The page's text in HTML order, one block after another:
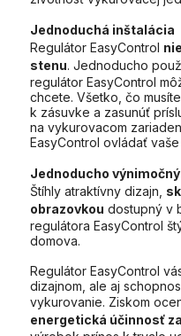
Jednoduchá inštalácia
Regulátor EasyControl
stenu. Jednoducho
regulátor EasyControl
chcete. Všetko, čo
k zásuvke a zasunúť
na vykurovacom
EasyControl ovládať
Jednoducho výnimočný
Štíhly atraktívny dizajn,
obrazovkou dostupný v
regulátora EasyControl
domova.
Regulátor EasyControl
dizajnom, ale aj
vykurovanie. Ziskom
energetická účinnosť